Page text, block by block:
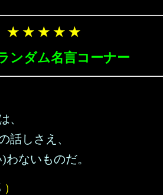
★ ★ ★ ★ ★
ンダム名言コーナー
、
話しさえ、
ないものだ。
）